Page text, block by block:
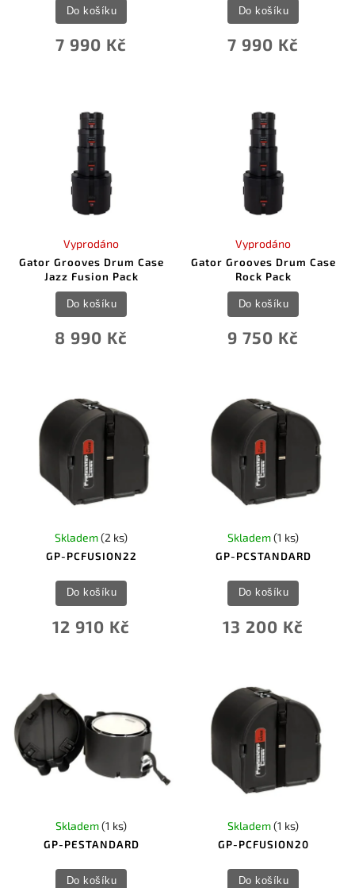
7 990 Kč
Do košíku
7 990 Kč
Do košíku
Gator Grooves Drum Case
Jazz Fusion Pack
Vyprodáno
8 990 Kč
Do košíku
Gator Grooves Drum Case
Rock Pack
Vyprodáno
9 750 Kč
Do košíku
GP-PCFUSION22
Skladem(2 ks)
12 910 Kč
Do košíku
GP-PCSTANDARD
Skladem(1 ks)
13 200 Kč
Do košíku
GP-PESTANDARD
Skladem(1 ks)
Do košíku
GP-PCFUSION20
Skladem(1 ks)
Do košíku